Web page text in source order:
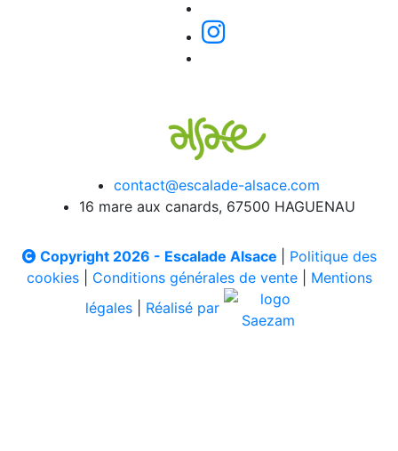
contact@escalade-alsace.com
16 mare aux canards, 67500 HAGUENAU
Copyright 2026 - Escalade Alsace
Politique des
cookies| Conditions générales de vente| Mentions
légales
Réalisé par